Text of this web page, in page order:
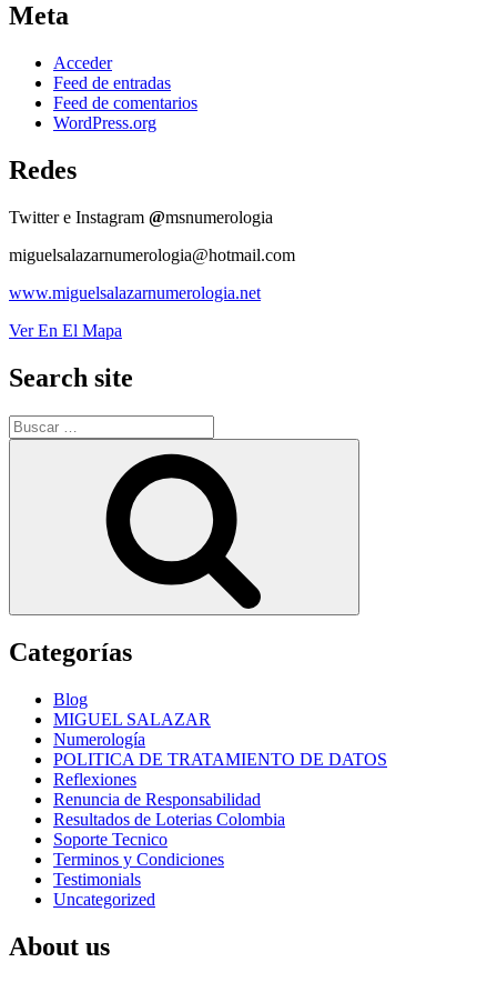
Meta
Acceder
Feed de entradas
Feed de comentarios
WordPress.org
Redes
Twitter e Instagram @msnumerologia
miguelsalazarnumerologia@hotmail.com
www.miguelsalazarnumerologia.net
Ver En El Mapa
Search site
Buscar
por:
Categorías
Blog
MIGUEL SALAZAR
Numerología
POLITICA DE TRATAMIENTO DE DATOS
Reflexiones
Renuncia de Responsabilidad
Resultados de Loterias Colombia
Soporte Tecnico
Terminos y Condiciones
Testimonials
Uncategorized
About us